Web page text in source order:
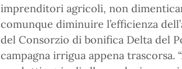
imprenditori agricoli, non
comunque diminuire l’efficienza
del Consorzio di bonifica Delta del
campagna irrigua appena